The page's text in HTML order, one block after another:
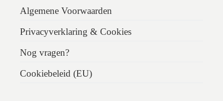
Algemene Voorwaarden
Privacyverklaring & Cookies
Nog vragen?
Cookiebeleid (EU)